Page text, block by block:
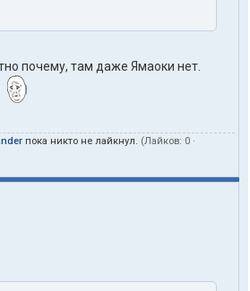
почему, там даже Ямаоки нет.
пока никто не лайкнул. (Лайков: 0 ·